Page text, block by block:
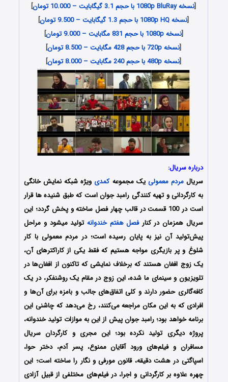
[نسخه 1080p BluRay با حجم 3.1 گیگابایت – 10.000 تومان
]
[نسخه 1080p HQ با حجم 1.3 گیگابایت – 9.500 تومان
]
[نسخه 1080p با حجم 831 مگابایت – 9.000 تومان
]
[نسخه 720p با حجم 428 مگابایت – 8.500 تومان
]
[نسخه 480p با حجم 240 مگابایت – 8.000 تومان ]
درباره سریال:
سریالمردم معمولی یک مجموعهکمدی ویژه شبکه نمایش خانگی
به کارگردانی و تهیه کنندگی رامبد جوان است که طبق شنیده ها قرار
است در 100 قسمت در قالب چهار فصل ساخته و پخش گردد؛ این
سریال همزمان در کنارفصل هفتم خندوانه تولید میشود و مراحل
پیش‌تولید آن نیز به پایان رسیده‌ است؛ در مردم معمولی با کار
شلوغ و پر بازیگری مواجه هستیم که فقط یکی از کاراکترهای آن،
یک زوج افغان هستند که برخلاف نمایشی که تاکنون از افغان‌ها در
تلویزیون و سینمای ما شده، این زوج در مقام یک روشنفکر، در یک
کافه‌گالری حضور دارند و کلی اتفاق‌های جالب و بامزه برای آن‌ها و
افرادی که به این مکان مراجعه می‌کنند، رخ می‌دهد که چاشنی این
برنامه خواهد بود؛ رامبد جوان پیش از این به موازات تولید خندوانه،
پروژه دیگری تولید نکرده بود؛ این مجری و کارگردان سریال
مسافران و فیلم‌های ورود آقایان ممنوع، پسر آدم، دختر حوا،
اسپاگتی در هشت دقیقه، قانون مورفی و نگار را ساخته است؛ این
چهره علاوه‌ بر کارگردانی و اجرا، در فیلم‌های مختلفی از قبیل آزادی